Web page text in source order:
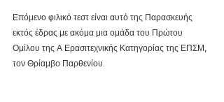
Επόμενο φιλικό τεστ είναι αυτό της Παρασκευής
εκτός έδρας με ακόμα μια ομάδα του Πρώτου
Ομίλου της Α Ερασιτεχνικής Κατηγορίας της ΕΠΣΜ,
τον Θρίαμβο Παρθενίου.